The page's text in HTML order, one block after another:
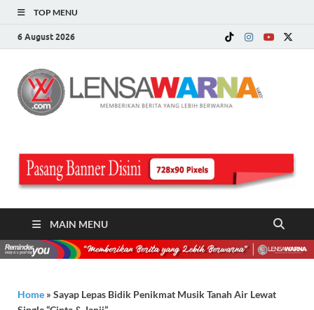
TOP MENU
6 August 2026
MAIN MENU
Home » Sayap Lepas Bidik Penikmat Musik Tanah Air Lewat